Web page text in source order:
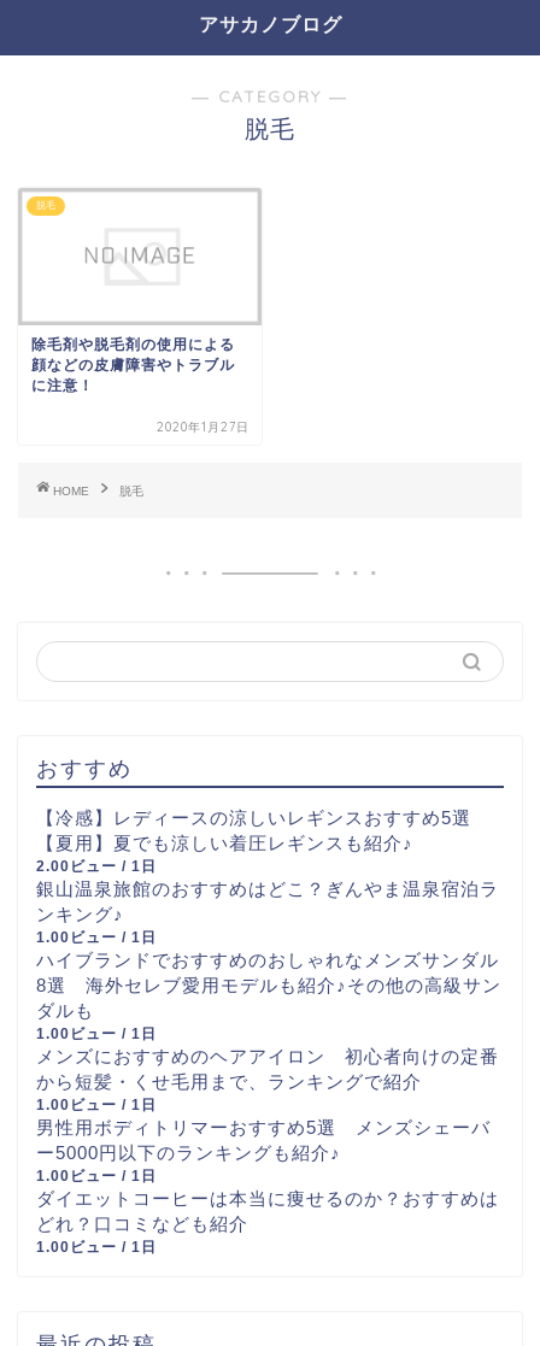
アサカノブログ
― CATEGORY ―
脱毛
脱毛
除毛剤や脱毛剤の使用による
顔などの皮膚障害やトラブル
に注意！
2020年1月27日
HOME 脱毛
おすすめ
【冷感】レディースの涼しいレギンスおすすめ5選
【夏用】夏でも涼しい着圧レギンスも紹介♪
2.00ビュー / 1日
銀山温泉旅館のおすすめはどこ？ぎんやま温泉宿泊ラ
ンキング♪
1.00ビュー / 1日
ハイブランドでおすすめのおしゃれなメンズサンダル
8選 海外セレブ愛用モデルも紹介♪その他の高級サン
ダルも
1.00ビュー / 1日
メンズにおすすめのヘアアイロン 初心者向けの定番
から短髪・くせ毛用まで、ランキングで紹介
1.00ビュー / 1日
男性用ボディトリマーおすすめ5選 メンズシェーバ
ー5000円以下のランキングも紹介♪
1.00ビュー / 1日
ダイエットコーヒーは本当に痩せるのか？おすすめは
どれ？口コミなども紹介
1.00ビュー / 1日